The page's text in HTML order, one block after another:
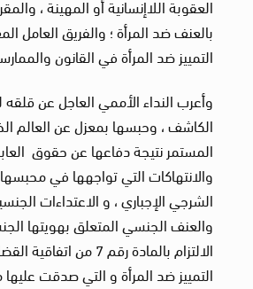
العقوبة اللاإنسانية أو المهينة ،
بالعنف ضد المرأة ؛ والفريق العامل
التمييز ضد المرأة في القانون
وأعرب النداء الأممي العاجل عن
الكاشف ، وحبسها بمعزل عن العالم
المستمر نتيجة دفاعها عن حقوق
والانتهاكات التي تواجهها في
الشرجي الإجباري ، و الاعتداءات
والعنف الجنسي المتعلق بهويتها
الالتزام بالمادة رقم 7 من
التمييز ضد المرأة و التي صدقت